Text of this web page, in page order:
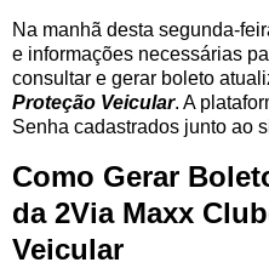
Na manhã desta segunda-
e informações necessárias
consultar e gerar boleto
Proteção Veicular. A
Senha cadastrados junto ao
Como Gerar
da 2Via Maxx
Veicular